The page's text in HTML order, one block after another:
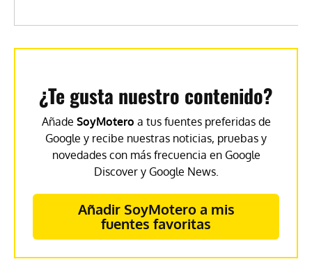
¿Te gusta nuestro contenido?
Añade SoyMotero a tus fuentes preferidas de
Google y recibe nuestras noticias, pruebas y
novedades con más frecuencia en Google
Discover y Google News.
Añadir SoyMotero a mis
fuentes favoritas